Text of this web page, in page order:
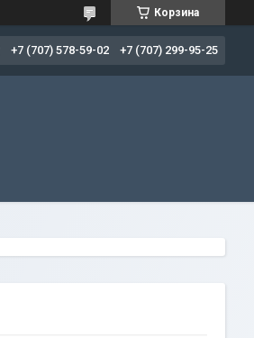
Корзина
+7 (707) 578-59-02 +7 (707) 299-95-25